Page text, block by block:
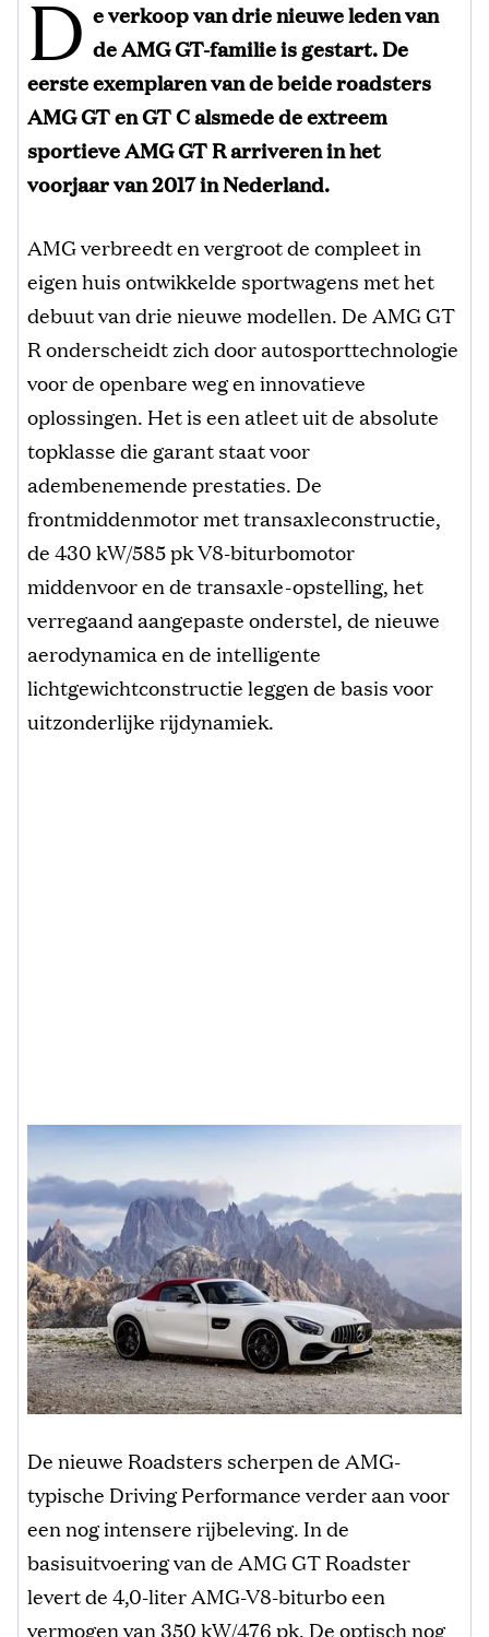
D e verkoop van drie nieuwe leden van
de AMG GT-familie is gestart. De
eerste exemplaren van de beide roadsters
AMG GT en GT C alsmede de extreem
sportieve AMG GT R arriveren in het
voorjaar van 2017 in Nederland.
AMG verbreedt en vergroot de compleet in
eigen huis ontwikkelde sportwagens met het
debuut van drie nieuwe modellen. De AMG GT
R onderscheidt zich door autosporttechnologie
voor de openbare weg en innovatieve
oplossingen. Het is een atleet uit de absolute
topklasse die garant staat voor
adembenemende prestaties. De
frontmiddenmotor met transaxleconstructie,
de 430 kW/585 pk V8-biturbomotor
middenvoor en de transaxle-opstelling, het
verregaand aangepaste onderstel, de nieuwe
aerodynamica en de intelligente
lichtgewichtconstructie leggen de basis voor
uitzonderlijke rijdynamiek.
De nieuwe Roadsters scherpen de AMG-
typische Driving Performance verder aan voor
een nog intensere rijbeleving. In de
basisuitvoering van de AMG GT Roadster
levert de 4,0-liter AMG-V8-biturbo een
vermogen van 350 kW/476 pk. De optisch nog